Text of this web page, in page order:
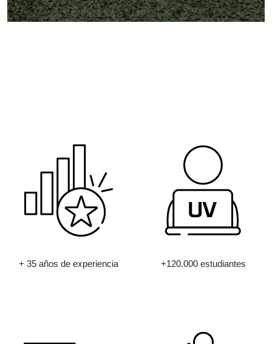
+ 35 años de experiencia +120.000 estudiantes